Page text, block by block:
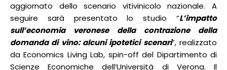
aggiornato dello scenario vitivinicolo nazionale. A
seguire sarà presentato lo studio “L’impatto
sull’economia veronese della contrazione della
domanda di vino: alcuni ipotetici scenari”, realizzato
da Economics Living Lab, spin-off del Dipartimento di
Scienze Economiche dell’Università di Verona. Il